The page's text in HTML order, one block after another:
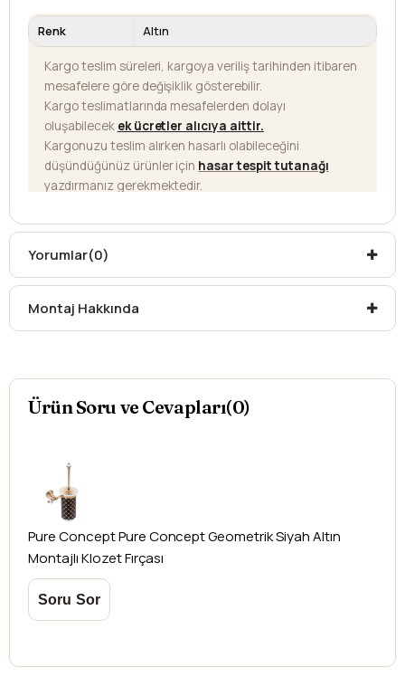
Renk Altın
Kargo teslim süreleri, kargoya veriliş tarihinden itibaren
mesafelere göre değişiklik gösterebilir.
Kargo teslimatlarında mesafelerden dolayı
oluşabilecek ek ücretler alıcıya aittir.
Kargonuzu teslim alırken hasarlı olabileceğini
düşündüğünüz ürünler için hasar tespit tutanağı
yazdırmanız gerekmektedir.
yapılamamaktadır.
Yorumlar(0)
Montaj Hakkında
Ürün Soru ve Cevapları(0)
Pure ConceptPure Concept Geometrik Siyah Altın
Montajlı Klozet Fırçası